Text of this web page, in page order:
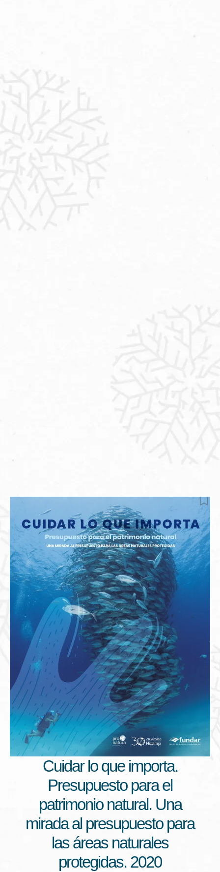
Cuidar lo que importa.
Presupuesto para el
patrimonio natural. Una
mirada al presupuesto para
las áreas naturales
protegidas. 2020